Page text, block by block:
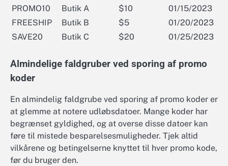
PROMO10
Butik A $10
01/15/2023
FREESHIP
Butik B $5
01/20/2023
SAVE20
Butik C $20 01/25/2023
Almindelige faldgruber ved sporing af promo
koder
En almindelig faldgrube ved sporing af promo koder er
at glemme at notere udløbsdatoer. Mange koder har
begrænset gyldighed, og at overse disse datoer kan
føre til mistede besparelsesmuligheder. Tjek altid
vilkårene og betingelserne knyttet til hver promo kode,
før du bruger den.